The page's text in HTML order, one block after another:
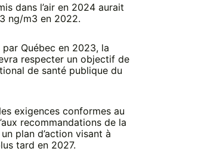
dans l’air en 2024 aurait
ng/m3 en 2022.
Québec en 2023, la
respecter un objectif de
de santé publique du
exigences conformes au
recommandations de la
plan d’action visant à
tard en 2027.